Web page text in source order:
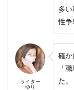
多
性争
ライター
ゆり
確か
「
た。